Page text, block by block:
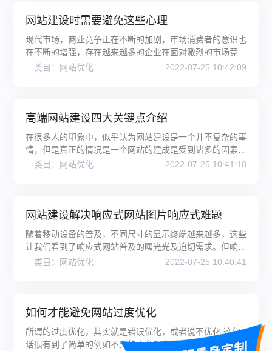
网站建设时需要避免这些心理
现代市场，商业竞争正在不断的加剧，市场消费者的意识也
在不断的增强，存在越来越多的企业在面对激烈的市场竞争
时力不从心，生产的产品出现
类目：网站优化 2022-07-25 10:42:09
高端网站建设四大关键点介绍
在很多人的印象中，似乎认为网站建设是一个并不复杂的事
情，但是真正的情况是一个网站的建成是受到诸多的因素影
响的，所以在建设过程中一定
类目：网站优化 2022-07-25 10:41:18
网站建设解决响应式网站图片响应式难题
随着移动设备的普及，不同尺寸的显示终端越来越多，这些
让我们看到了响应式网站普及的曙光光及迫切需求。但响应
式网站一个**要解决的问题：
类目：网站优化 2022-07-25 10:40:41
如何才能避免网站过度优化
所谓的过度优化，其实就是错误优化，或者说不优化 这句
话很有到了简单的例如不少的文章都在说合理使用